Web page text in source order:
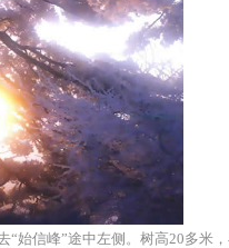
始信峰”途中左侧。树高20多米